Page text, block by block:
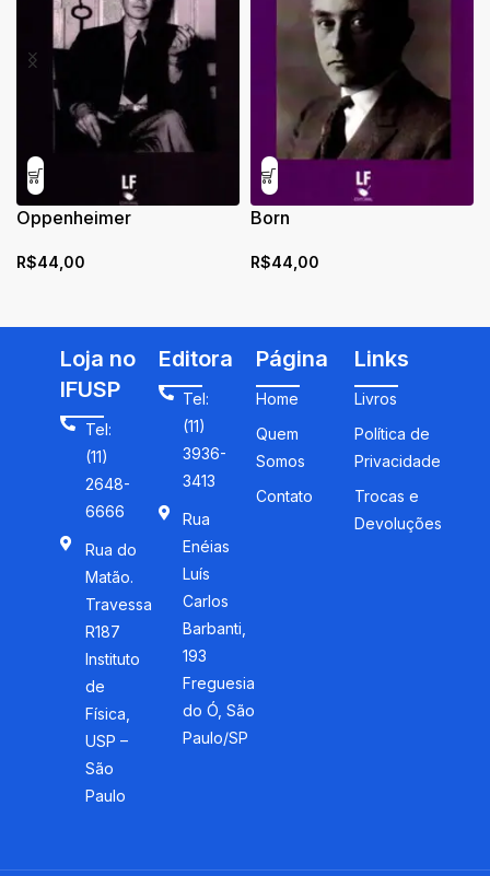
Oppenheimer
R$44,00
Born
R$44,00
Loja no
IFUSP
Tel:
(11)
2648-
6666
Rua do
Matão.
Travessa
R187
Instituto
de
Física,
USP –
São
Paulo
Editora
Tel:
(11)
3936-
3413
Rua
Enéias
Luís
Carlos
Barbanti,
193
Freguesia
do Ó, São
Paulo/SP
Página
Home
Quem
Somos
Contato
Links
Livros
Política de
Privacidade
Trocas e
Devoluções